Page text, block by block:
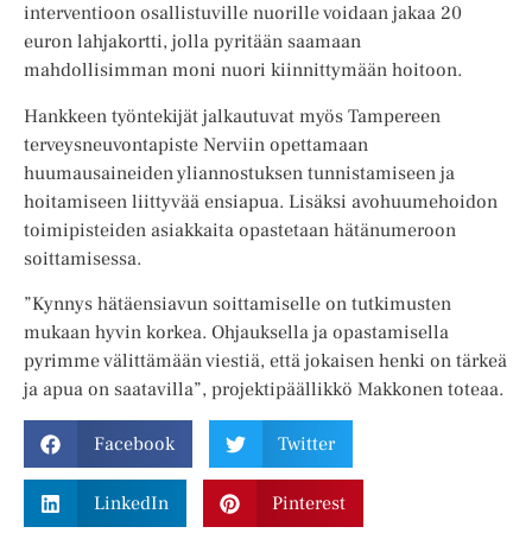
interventioon osallistuville nuorille voidaan jakaa 20
euron lahjakortti, jolla pyritään saamaan
mahdollisimman moni nuori kiinnittymään hoitoon.
Hankkeen työntekijät jalkautuvat myös Tampereen
terveysneuvontapiste Nerviin opettamaan
huumausaineiden yliannostuksen tunnistamiseen ja
hoitamiseen liittyvää ensiapua. Lisäksi avohuumehoidon
toimipisteiden asiakkaita opastetaan hätänumeroon
soittamisessa.
”Kynnys hätäensiavun soittamiselle on tutkimusten
mukaan hyvin korkea. Ohjauksella ja opastamisella
pyrimme välittämään viestiä, että jokaisen henki on tärkeä
ja apua on saatavilla”, projektipäällikkö Makkonen toteaa.
Facebook Twitter
LinkedIn Pinterest